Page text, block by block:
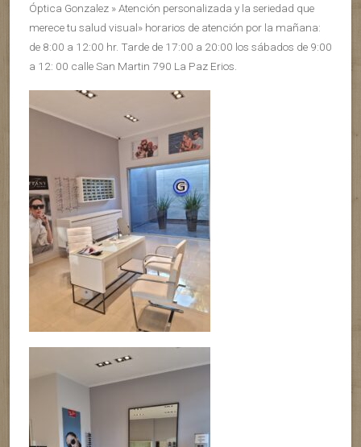
Óptica Gonzalez » Atención personalizada y la seriedad que
merece tu salud visual» horarios de atención por la mañana:
de 8:00 a 12:00 hr. Tarde de 17:00 a 20:00 los sábados de 9:00
a 12: 00 calle San Martin 790 La Paz Erios.